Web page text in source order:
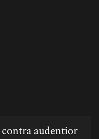
contra audentior